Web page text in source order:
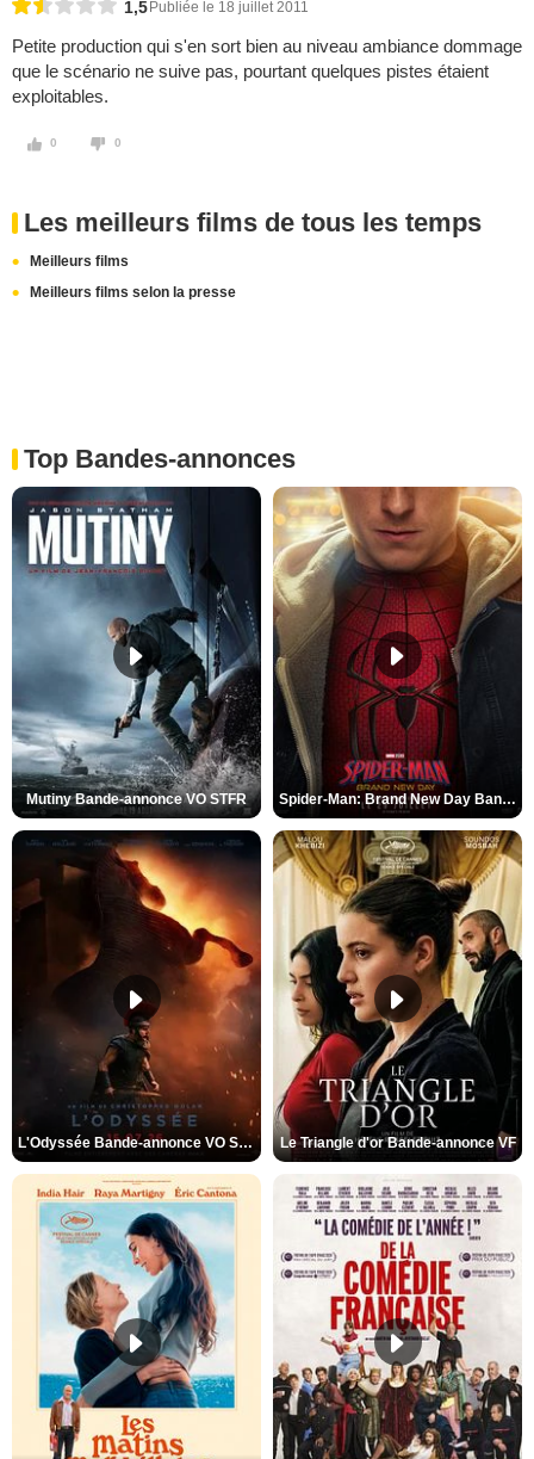
1,5 Publiée le 18 juillet 2011
Petite production qui s'en sort bien au niveau ambiance dommage
que le scénario ne suive pas, pourtant quelques pistes étaient
exploitables.
0 0
Les meilleurs films de tous les temps
Meilleurs films
Meilleurs films selon la presse
Top Bandes-annonces
Mutiny Bande-annonce VO STFR Spider-Man: Brand New Day Bande-annonce VO STFR
L'Odyssée Bande-annonce VO STFR Le Triangle d'or Bande-annonce VF